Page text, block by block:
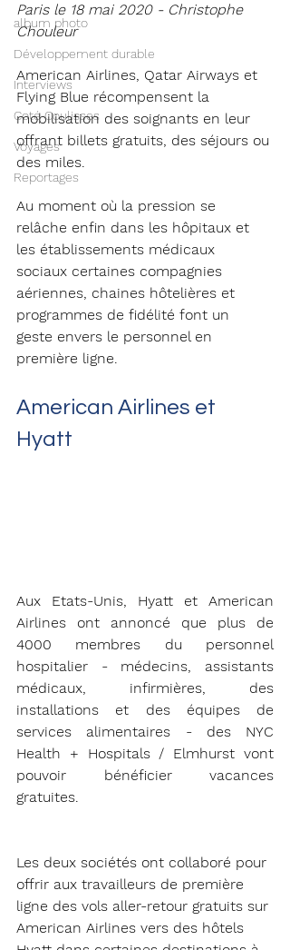
album photo
Développement durable
Interviews
Coté Coulisses
Voyages
Reportages
Paris le 18 mai 2020 - Christophe
Chouleur
American Airlines, Qatar Airways et
Flying Blue récompensent la
mobilisation des soignants en leur
offrant billets gratuits, des séjours ou
des miles.
Au moment où la pression se
relâche enfin dans les hôpitaux et
les établissements médicaux
sociaux certaines compagnies
aériennes, chaines hôtelières et
programmes de fidélité font un
geste envers le personnel en
première ligne.
American Airlines et
Hyatt
Aux Etats-Unis, Hyatt et American
Airlines ont annoncé que plus de
4000 membres du personnel
hospitalier - médecins, assistants
médicaux, infirmières, des
installations et des équipes de
services alimentaires - des NYC
Health + Hospitals / Elmhurst vont
pouvoir bénéficier vacances
gratuites.
Les deux sociétés ont collaboré pour
offrir aux travailleurs de première
ligne des vols aller-retour gratuits sur
American Airlines vers des hôtels